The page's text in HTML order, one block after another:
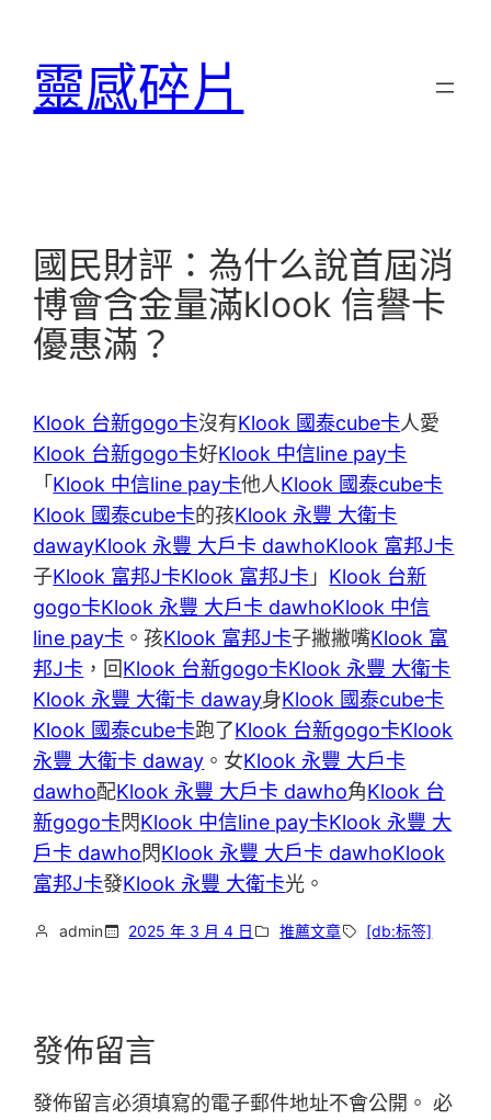
靈感碎片
國民財評：為什么說首屆消
博會含金量滿klook 信譽卡
優惠滿？
Klook 台新gogo卡沒有Klook 國泰cube卡人愛
Klook 台新gogo卡好Klook 中信line pay卡
「 Klook 中信line pay卡他人Klook 國泰cube卡
Klook 國泰cube卡的孩Klook 永豐 大衛卡
dawayKlook 永豐 大戶卡 dawhoKlook 富邦J卡
子Klook 富邦J卡Klook 富邦J卡 」 Klook 台新
gogo卡Klook 永豐 大戶卡 dawhoKlook 中信
line pay卡 。孩Klook 富邦J卡子撇撇嘴Klook 富
邦J卡 ，回Klook 台新gogo卡Klook 永豐 大衛卡
Klook 永豐 大衛卡 daway身Klook 國泰cube卡
Klook 國泰cube卡跑了Klook 台新gogo卡Klook
永豐 大衛卡 daway 。女Klook 永豐 大戶卡
dawho配Klook 永豐 大戶卡 dawho角Klook 台
新gogo卡閃Klook 中信line pay卡Klook 永豐 大
戶卡 dawho閃Klook 永豐 大戶卡 dawhoKlook
富邦J卡發Klook 永豐 大衛卡光。
admin 2025 年 3 月 4 日 推薦文章 [db:标签]
發佈留言
發佈留言必須填寫的電子郵件地址不會公開。 必